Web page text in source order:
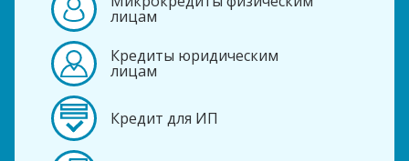
лицам
Кредиты юридическим
лицам
Кредит для ИП